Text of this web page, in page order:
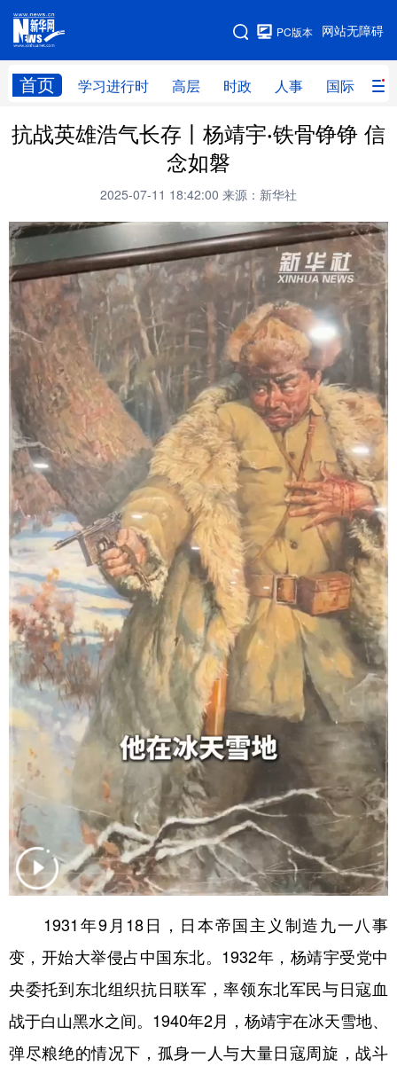
网站无障碍
PC版本
首页 学习进行时 高层 时政 人事 国际 财
网站地图
学习进行时 高层 时政 人事
科创 量子 体育
文化 书画 健康 军事
访谈 视频 图片 政务
法律 中央文件 金融 汽车
食品 人居 信息化 数字经济
学术中国 乡村振兴 溯源中国
城市 旅游 能源 会展
彩票 娱乐 时尚 悦读
公益 一带一路 亚太网 上市公司
文化产业
地方频道
北京 天津
辽宁 吉林 江苏
安徽 福建
河南 湖北 湖南
广西 海南 重庆
四川 贵州 云南 西藏
多语种频道
English Español Français عربى
抗战英雄浩气长存丨杨靖宇·铁骨铮铮 信
念如磐
2025-07-11 18:42:00 来源：新华社
1931年9月18日，日本帝国主义制造九一八事
变，开始大举侵占中国东北。1932年，杨靖宇受党中
央委托到东北组织抗日联军，率领东北军民与日寇血
战于白山黑水之间。1940年2月，杨靖宇在冰天雪地、
弹尽粮绝的情况下，孤身一人与大量日寇周旋，战斗